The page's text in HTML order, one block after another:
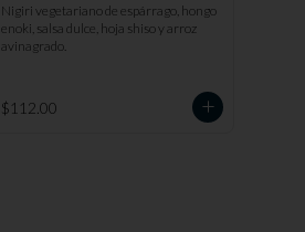
Nigiri vegetariano de espárrago, hongo
enoki, salsa dulce, hoja shiso y arroz
avinagrado.
$112.00